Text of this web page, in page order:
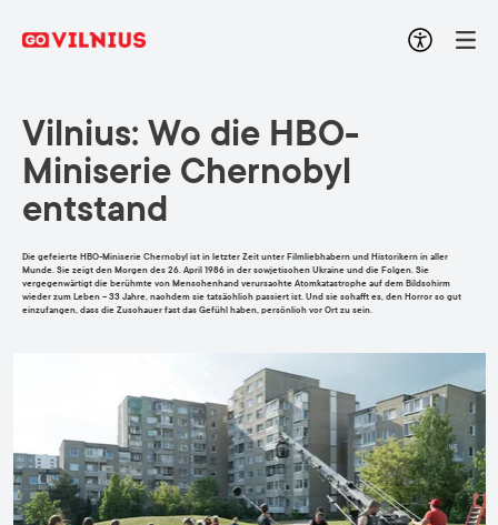
Vilnius: Wo die HBO-
Miniserie Chernobyl
entstand
Die gefeierte HBO-Miniserie Chernobyl ist in letzter Zeit unter Filmliebhabern und Historikern in aller
Munde. Sie zeigt den Morgen des 26. April 1986 in der sowjetischen Ukraine und die Folgen. Sie
vergegenwärtigt die berühmte von Menschenhand verursachte Atomkatastrophe auf dem Bildschirm
wieder zum Leben – 33 Jahre, nachdem sie tatsächlich passiert ist. Und sie schafft es, den Horror so gut
einzufangen, dass die Zuschauer fast das Gefühl haben, persönlich vor Ort zu sein.